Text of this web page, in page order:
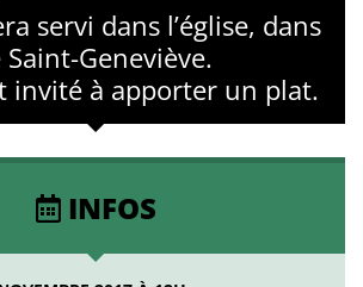
servi dans l’église, dans
Geneviève.
invité à apporter un plat.
INFOS